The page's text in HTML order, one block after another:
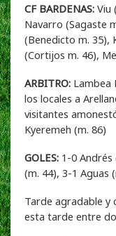
CF BARDENAS: Viu
Navarro (Sagaste
(Benedicto m. 35),
(Cortijos m. 46),
ARBITRO: Lambea
los locales a
visitantes
Kyeremeh (m. 86)
GOLES: 1-0
(m. 44), 3-1 Aguas
Tarde agradable y
esta tarde entre